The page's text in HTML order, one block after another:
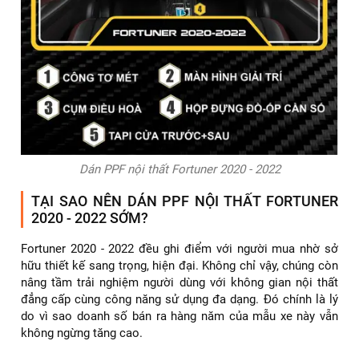
Dán PPF nội thất Fortuner 2020 - 2022
TẠI SAO NÊN DÁN PPF NỘI THẤT FORTUNER
2020 - 2022 SỚM?
Fortuner 2020 - 2022 đều ghi điểm với người mua nhờ sở
hữu thiết kế sang trọng, hiện đại. Không chỉ vậy, chúng còn
nâng tầm trải nghiệm người dùng với không gian nội thất
đẳng cấp cùng công năng sử dụng đa dạng. Đó chính là lý
do vì sao doanh số bán ra hàng năm của mẫu xe này vẫn
không ngừng tăng cao.